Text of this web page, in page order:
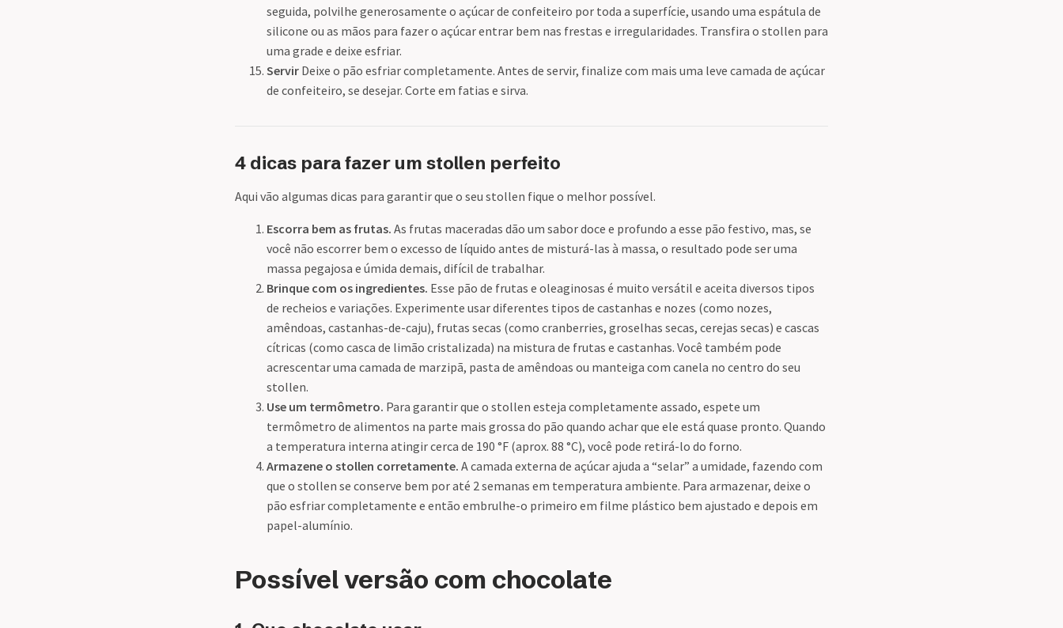
seguida, polvilhe generosamente o açúcar de confeiteiro por toda a superfície, usando uma espátula de
silicone ou as mãos para fazer o açúcar entrar bem nas frestas e irregularidades. Transfira o stollen para
uma grade e deixe esfriar.
Servir Deixe o pão esfriar completamente. Antes de servir, finalize com mais uma leve camada de açúcar
de confeiteiro, se desejar. Corte em fatias e sirva.
4 dicas para fazer um stollen perfeito
Aqui vão algumas dicas para garantir que o seu stollen fique o melhor possível.
Escorra bem as frutas. As frutas maceradas dão um sabor doce e profundo a esse pão festivo, mas, se
você não escorrer bem o excesso de líquido antes de misturá-las à massa, o resultado pode ser uma
massa pegajosa e úmida demais, difícil de trabalhar.
Brinque com os ingredientes. Esse pão de frutas e oleaginosas é muito versátil e aceita diversos tipos
de recheios e variações. Experimente usar diferentes tipos de castanhas e nozes (como nozes,
amêndoas, castanhas-de-caju), frutas secas (como cranberries, groselhas secas, cerejas secas) e cascas
cítricas (como casca de limão cristalizada) na mistura de frutas e castanhas. Você também pode
acrescentar uma camada de marzipã, pasta de amêndoas ou manteiga com canela no centro do seu
stollen.
Use um termômetro. Para garantir que o stollen esteja completamente assado, espete um
termômetro de alimentos na parte mais grossa do pão quando achar que ele está quase pronto. Quando
a temperatura interna atingir cerca de 190 °F (aprox. 88 °C), você pode retirá-lo do forno.
Armazene o stollen corretamente. A camada externa de açúcar ajuda a “selar” a umidade, fazendo com
que o stollen se conserve bem por até 2 semanas em temperatura ambiente. Para armazenar, deixe o
pão esfriar completamente e então embrulhe-o primeiro em filme plástico bem ajustado e depois em
papel-alumínio.
Possível versão com chocolate